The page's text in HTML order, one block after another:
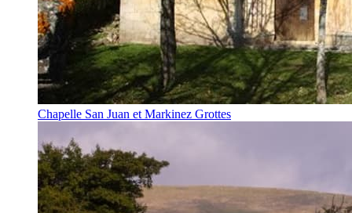
Chapelle San Juan et Markinez Grottes